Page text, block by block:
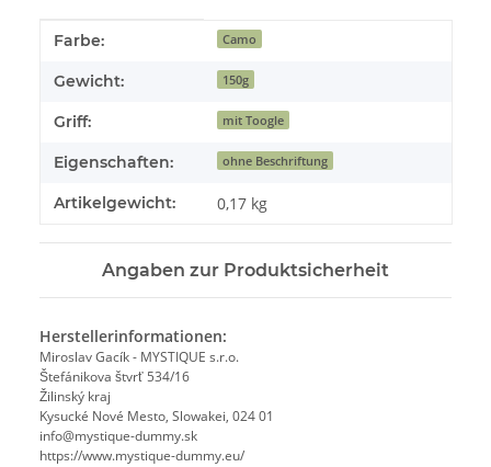
Produkteigenschaft
Wert
Farbe: Camo
Gewicht: 150g
Griff: mit Toogle
Eigenschaften: ohne Beschriftung
Artikelgewicht: 0,17 kg
Angaben zur Produktsicherheit
Herstellerinformationen:
Miroslav Gacík - MYSTIQUE s.r.o.
Štefánikova štvrť 534/16
Žilinský kraj
Kysucké Nové Mesto, Slowakei, 024 01
info@mystique-dummy.sk
https://www.mystique-dummy.eu/